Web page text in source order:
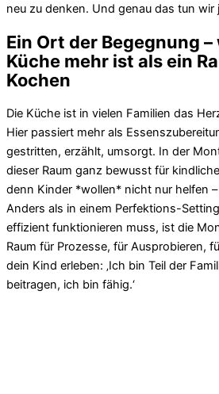
neu zu denken. Und genau das tun wir
Ein Ort der Begegnung
Küche mehr ist als ein
Kochen
Die Küche ist in vielen Familien das
Hier passiert mehr als
gestritten, erzählt, umsorgt. In der
dieser Raum ganz bewusst für
denn Kinder *wollen* nicht nur helfen
Anders als in einem Perfektions-
effizient funktionieren muss, ist die
Raum für Prozesse, für Ausprobieren,
dein Kind erleben: ‚Ich bin Teil der
beitragen, ich bin fähig.‘